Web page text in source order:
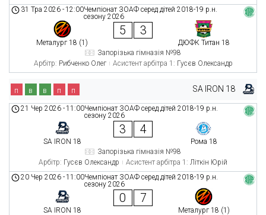
Чемпіонат ЗОАФ серед дітей 2018-19 р.н.
сезону 2026
31 Тра 2026 -12:00
Металург 18 (1)
5 3
ДЮФК Титан 18
Запорізька гімназія №98
Арбітр: Рибченко Олег Асистент арбітра 1: Гусєв Олександр
SA IRON 18
п в в п п
Чемпіонат ЗОАФ серед дітей 2018-19 р.н.
сезону 2026
21 Чер 2026 -11:00
SA IRON 18
3 4
Рома 18
Запорізька гімназія №98
Арбітр: Гусєв Олександр Асистент арбітра 1: Літкін Юрій
Чемпіонат ЗОАФ серед дітей 2018-19 р.н.
сезону 2026
20 Чер 2026 -11:00
SA IRON 18
0 7
Металург 18 (1)